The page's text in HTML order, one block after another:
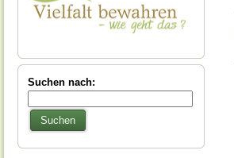
Suchen nach:
Suchen